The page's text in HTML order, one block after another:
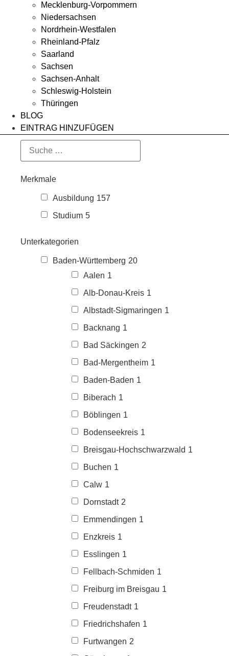
Mecklenburg-Vorpommern
Niedersachsen
Nordrhein-Westfalen
Rheinland-Pfalz
Saarland
Sachsen
Sachsen-Anhalt
Schleswig-Holstein
Thüringen
BLOG
EINTRAG HINZUFÜGEN
Merkmale
Ausbildung 157
Studium 5
Unterkategorien
Baden-Württemberg 20
Aalen 1
Alb-Donau-Kreis 1
Albstadt-Sigmaringen 1
Backnang 1
Bad Säckingen 2
Bad-Mergentheim 1
Baden-Baden 1
Biberach 1
Böblingen 1
Bodenseekreis 1
Breisgau-Hochschwarzwald 1
Buchen 1
Calw 1
Dornstadt 2
Emmendingen 1
Enzkreis 1
Esslingen 1
Fellbach-Schmiden 1
Freiburg im Breisgau 1
Freudenstadt 1
Friedrichshafen 1
Furtwangen 2